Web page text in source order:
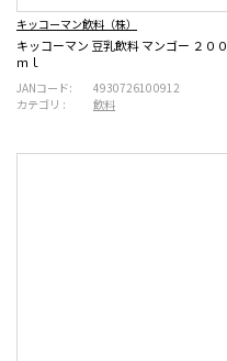
キッコーマン飲料（株）
キッコーマン 豆乳飲料 マンゴー ２００
ｍｌ
JANコード:
4930726100912
カテゴリ :
飲料